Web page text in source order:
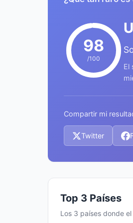
98
/100
El
Compartir mi
Twitter
Top 3 Países
Los 3 países donde